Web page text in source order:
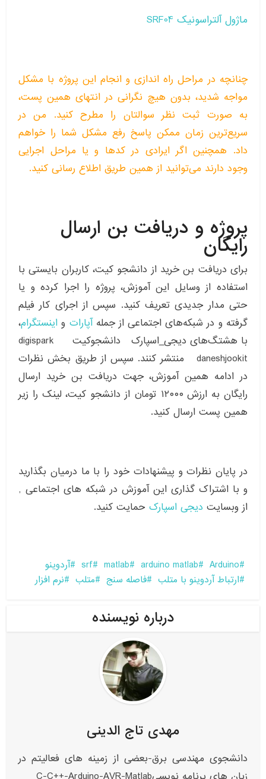
ماژول آلتراسونیک SRF04
چنانچه در مراحل راه اندازی و انجام این پروژه با مشکل
مواجه شدید، بدون هیچ نگرانی در انتهای همین پست،
به صورت ثبت نظر سوالتان را مطرح کنید. من در
سریع‌ترین زمان ممکن پاسخ رفع مشکل شما را خواهم
داد. همچنین اگر ایرادی در کدها و یا مراحل اجرایی
وجود دارند می‌توانید از همین طریق اطلاع رسانی کنید.
پروژه و دریافت بن ارسال
رایگان
برای دریافت بن خرید از دانشجو کیت، کاربران بایستی با
استفاده از وسایل این آموزش، پروژه را اجرا کرده و یا
حتی مدار جدیدی تعریف کنید. سپس از اجرای کار فیلم
گرفته و در شبکه‌های اجتماعی از جملهآپارات و اینستگرام،
با هشتگ‌های دیجی_اسپارک دانشجوکیت digispark
daneshjookit منتشر کنند. سپس از طریق بخش نظرات
در ادامه همین آموزش، جهت دریافت بن خرید ارسال
رایگان به ارزش ۱۲۰۰۰ تومان از دانشجو کیت، لینک را زیر
همین پست ارسال کنید.
در پایان نظرات و پیشنهادات خود را با ما درمیان بگذارید
و با اشتراک گذاری این آموزش در شبکه های اجتماعی ,
از وبسایت دیجی اسپارک حمایت کنید.
Arduino
arduino matlab
matlab
srf
آردوینو
ارتباط آردوینو با متلب
فاصله سنج متلب نرم افزار
درباره نویسنده
مهدی تاج الدینی
دانشجوی مهندسی برق-بعضی از زمینه های فعالیتم در